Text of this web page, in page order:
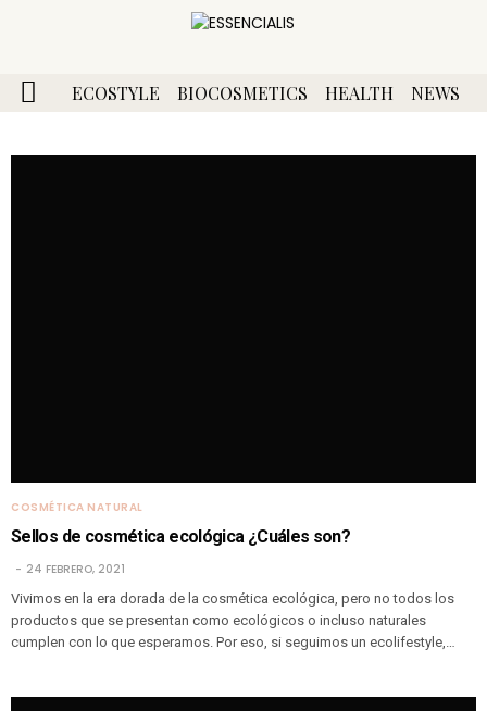
ECOSTYLE BIOCOSMETICS HEALTH NEWS
COSMÉTICA NATURAL
Sellos de cosmética ecológica ¿Cuáles son?
24 FEBRERO, 2021
Vivimos en la era dorada de la cosmética ecológica, pero no todos los
productos que se presentan como ecológicos o incluso naturales
cumplen con lo que esperamos. Por eso, si seguimos un ecolifestyle,…